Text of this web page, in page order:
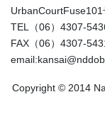
UrbanCourtFuse101
TEL（06）4307-
FAX（06）4307-
Copyright © 2014